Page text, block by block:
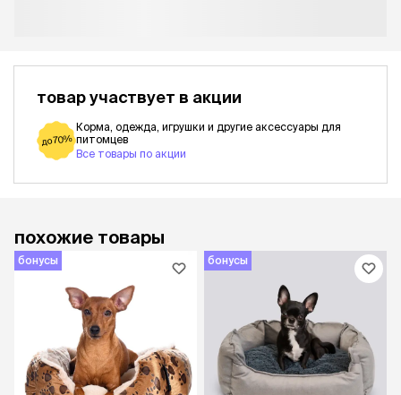
товар участвует в акции
до 70%
Корма, одежда, игрушки и другие аксессуары для
питомцев
Все товары по акции
похожие товары
бонусы бонусы